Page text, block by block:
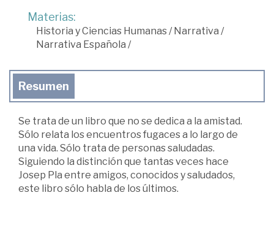
Materias:
Historia y Ciencias Humanas /Narrativa /
Narrativa Española /
Resumen
Se trata de un libro que no se dedica a la amistad.
Sólo relata los encuentros fugaces a lo largo de
una vida. Sólo trata de personas saludadas.
Siguiendo la distinción que tantas veces hace
Josep Pla entre amigos, conocidos y saludados,
este libro sólo habla de los últimos.